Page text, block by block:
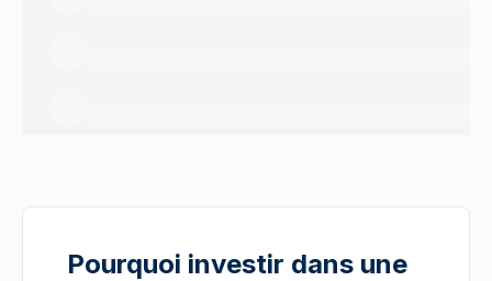
Pourquoi investir dans une